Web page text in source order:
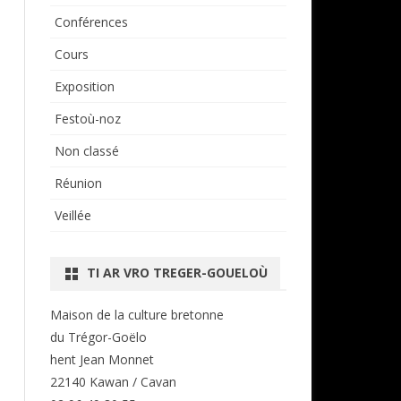
Conférences
Cours
Exposition
Festoù-noz
Non classé
Réunion
Veillée
TI AR VRO TREGER-GOUELOÙ
Maison de la culture bretonne
du Trégor-Goëlo
hent Jean Monnet
22140 Kawan / Cavan